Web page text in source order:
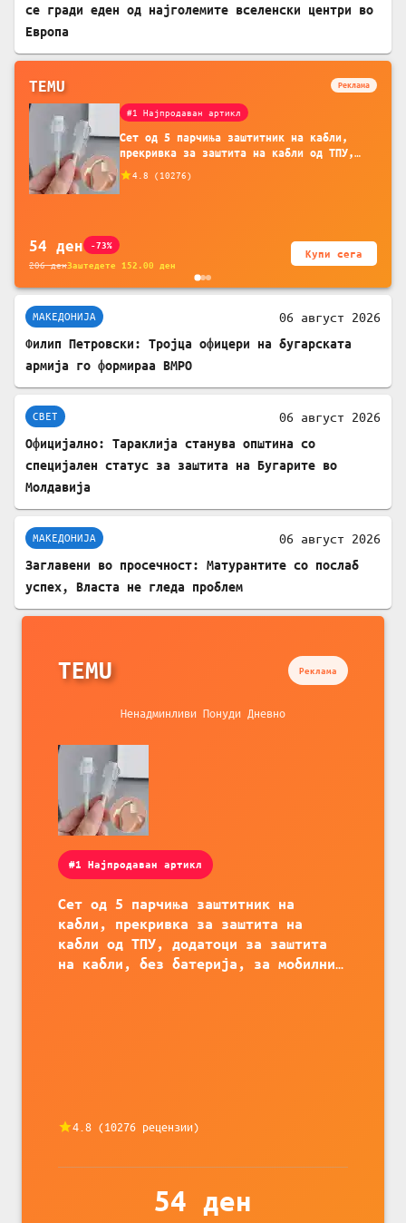
се гради еден од најголемите вселенски центри во
Европа
TEMU Реклама
#1 Најпродаван артикл
Сет од 5 парчиња заштитник на кабли,
прекривка за заштита на кабли од ТПУ,
батерија, за мобилни телефони, комплет
4.8 ( 10276)
54 ден -73%
206денЗаштедете 152.00 ден
Купи сега
МАКЕДОНИЈА 06 август 2026
Филип Петровски: Тројца офицери на бугарската
армија го формираа ВМРО
СВЕТ 06 август 2026
Официјално: Тараклија станува општина со
специјален статус за заштита на Бугарите во
Молдавија
МАКЕДОНИЈА 06 август 2026
Заглавени во просечност: Матурантите со послаб
успех, Власта не гледа проблем
TEMU Реклама
Ненадминливи Понуди Дневно
#1 Најпродаван артикл
Сет од 5 парчиња заштитник на
кабли, прекривка за заштита на
кабли од ТПУ, додатоци за заштита
на кабли, без батерија, за мобилни
4.8 (10276 рецензии)
54 ден